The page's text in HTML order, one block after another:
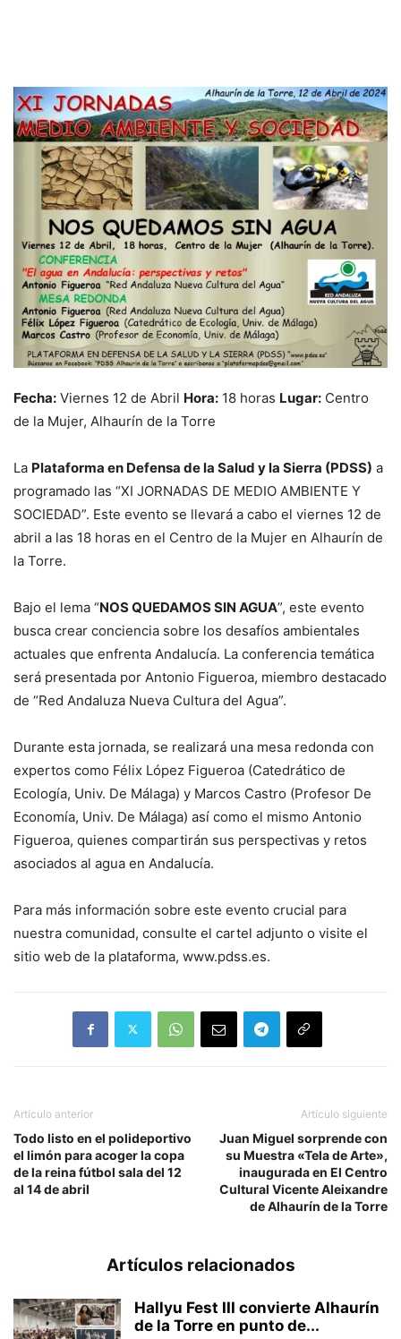
Fecha: Viernes 12 de Abril Hora: 18 horas Lugar: Centro
de la Mujer, Alhaurín de la Torre
La Plataforma en Defensa de la Salud y la Sierra (PDSS) a
programado las “XI JORNADAS DE MEDIO AMBIENTE Y
SOCIEDAD”. Este evento se llevará a cabo el viernes 12 de
abril a las 18 horas en el Centro de la Mujer en Alhaurín de
la Torre.
Bajo el lema “NOS QUEDAMOS SIN AGUA”, este evento
busca crear conciencia sobre los desafíos ambientales
actuales que enfrenta Andalucía. La conferencia temática
será presentada por Antonio Figueroa, miembro destacado
de “Red Andaluza Nueva Cultura del Agua”.
Durante esta jornada, se realizará una mesa redonda con
expertos como Félix López Figueroa (Catedrático de
Ecología, Univ. De Málaga) y Marcos Castro (Profesor De
Economía, Univ. De Málaga) así como el mismo Antonio
Figueroa, quienes compartirán sus perspectivas y retos
asociados al agua en Andalucía.
Para más información sobre este evento crucial para
nuestra comunidad, consulte el cartel adjunto o visite el
sitio web de la plataforma, www.pdss.es.
Artículo anterior
Todo listo en el polideportivo
el limón para acoger la copa
de la reina fútbol sala del 12
al 14 de abril
Artículo siguiente
Juan Miguel sorprende con
su Muestra «Tela de Arte»,
inaugurada en El Centro
Cultural Vicente Aleixandre
de Alhaurín de la Torre
Artículos relacionados
Hallyu Fest III convierte Alhaurín
de la Torre en punto de...